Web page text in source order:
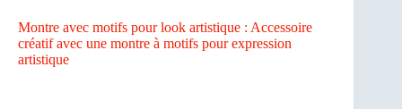
Montre avec motifs pour look artistique : Accessoire
créatif avec une montre à motifs pour expression
artistique